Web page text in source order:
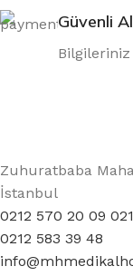
Güvenli
Zuhuratbaba
İstanbul
0212 570 20 09
0212 583 39 48